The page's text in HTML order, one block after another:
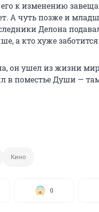
к изменению
А чуть позже и
Делона
а кто хуже заботится
он ушел из жизни
в поместье Души —
Кино
0